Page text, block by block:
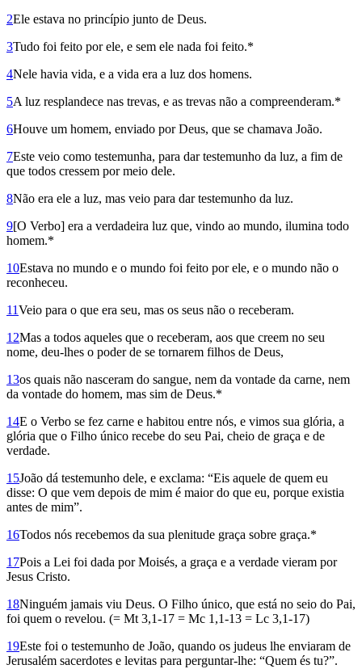
2Ele estava no princípio junto de Deus.
3Tudo foi feito por ele, e sem ele nada foi feito.*
4Nele havia vida, e a vida era a luz dos homens.
5A luz resplandece nas trevas, e as trevas não a compreenderam.*
6Houve um homem, enviado por Deus, que se chamava João.
7Este veio como testemunha, para dar testemunho da luz, a fim de
que todos cressem por meio dele.
8Não era ele a luz, mas veio para dar testemunho da luz.
9[O Verbo] era a verdadeira luz que, vindo ao mundo, ilumina todo
homem.*
10Estava no mundo e o mundo foi feito por ele, e o mundo não o
reconheceu.
11Veio para o que era seu, mas os seus não o receberam.
12Mas a todos aqueles que o receberam, aos que creem no seu
nome, deu-lhes o poder de se tornarem filhos de Deus,
13os quais não nasceram do sangue, nem da vontade da carne, nem
da vontade do homem, mas sim de Deus.*
14E o Verbo se fez carne e habitou entre nós, e vimos sua glória, a
glória que o Filho único recebe do seu Pai, cheio de graça e de
verdade.
15João dá testemunho dele, e exclama: “Eis aquele de quem eu
disse: O que vem depois de mim é maior do que eu, porque existia
antes de mim”.
16Todos nós recebemos da sua plenitude graça sobre graça.*
17Pois a Lei foi dada por Moisés, a graça e a verdade vieram por
Jesus Cristo.
18Ninguém jamais viu Deus. O Filho único, que está no seio do Pai,
foi quem o revelou. (= Mt 3,1-17 = Mc 1,1-13 = Lc 3,1-17)
19Este foi o testemunho de João, quando os judeus lhe enviaram de
Jerusalém sacerdotes e levitas para perguntar-lhe: “Quem és tu?”.